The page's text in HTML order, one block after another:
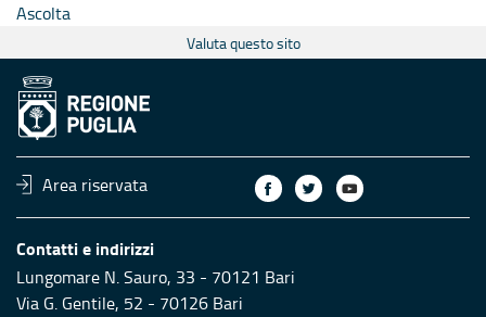
Ascolta
Valuta questo sito
Area riservata
Contatti e indirizzi
Lungomare N. Sauro, 33 - 70121 Bari
Via G. Gentile, 52 - 70126 Bari